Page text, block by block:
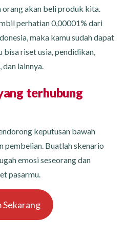
orang akan beli produk kita.
perhatian 0,00001% dari
maka kamu sudah dapat
bisa riset usia, pendidikan,
lainnya.
terhubung
keputusan bawah
pembelian. Buatlah skenario
emosi seseorang dan
pasarmu.
Sekarang